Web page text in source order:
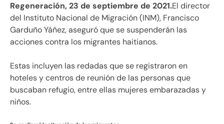
Regeneración, 23 de septiembre de 2021.El director
del Instituto Nacional de Migración (INM), Francisco
Garduño Yáñez, aseguró que se suspenderán las
acciones contra los migrantes haitianos.
Estas incluyen las redadas que se registraron en
hoteles y centros de reunión de las personas que
buscaban refugio, entre ellas mujeres embarazadas y
niños.